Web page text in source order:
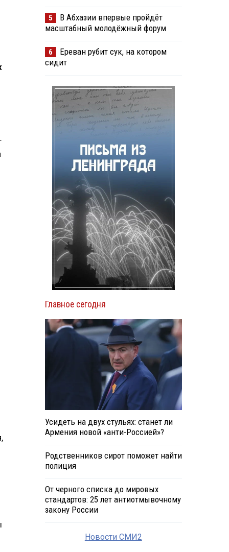
5
В Абхазии впервые пройдёт
масштабный молодёжный форум
6
Ереван рубит сук, на котором
сидит
Главное сегодня
Усидеть на двух стульях: станет ли
Армения новой «анти-Россией»?
Родственников сирот поможет найти
полиция
От черного списка до мировых
стандартов: 25 лет антиотмывочному
закону России
Новости СМИ2